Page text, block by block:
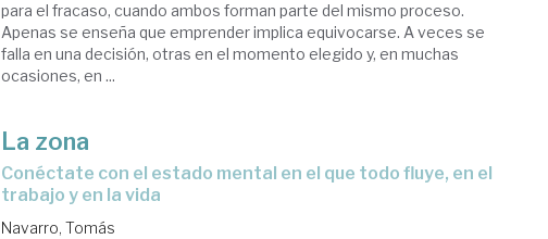
para el fracaso, cuando ambos forman parte del mismo proceso.
Apenas se enseña que emprender implica equivocarse. A veces se
falla en una decisión, otras en el momento elegido y, en muchas
ocasiones, en ...
La zona
Conéctate con el estado mental en el que todo fluye, en el
trabajo y en la vida
Navarro, Tomás